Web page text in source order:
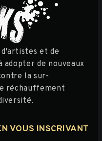
et de
adopter de nouveaux
la sur-
réchauffement
VOUS INSCRIVANT